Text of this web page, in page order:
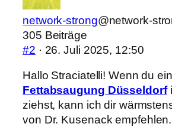
nach
unten.
nach
oben.
network-strong@network-
305 Beiträge
#2 · 26. Juli 2025, 12:50
Hallo Straciatelli! Wenn du
Fettabsaugung Düsseldorf
ziehst, kann ich dir
von Dr. Kusenack